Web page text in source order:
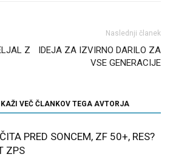
Z
Naslednji članek
IDEJA ZA IZVIRNO DARILO ZA
VSE GENERACIJE
VEČ ČLANKOV TEGA AVTORJA
PRED SONCEM, ZF 50+, RES?
ZPS